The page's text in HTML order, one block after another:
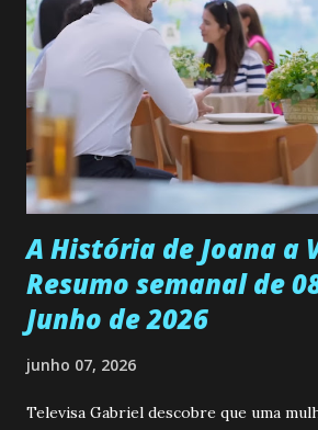
ser a primeira mulher da família a
universidade. Ela tem uma
muito madura para a idade,
empática. Detesta injustiças e é uma
teimosa e muito persistente quando
Durante um exame ginecológico, ela é
A História de Joana a
Resumo semanal de
Junho de 2026
junho 07, 2026
Televisa Gabriel descobre que uma